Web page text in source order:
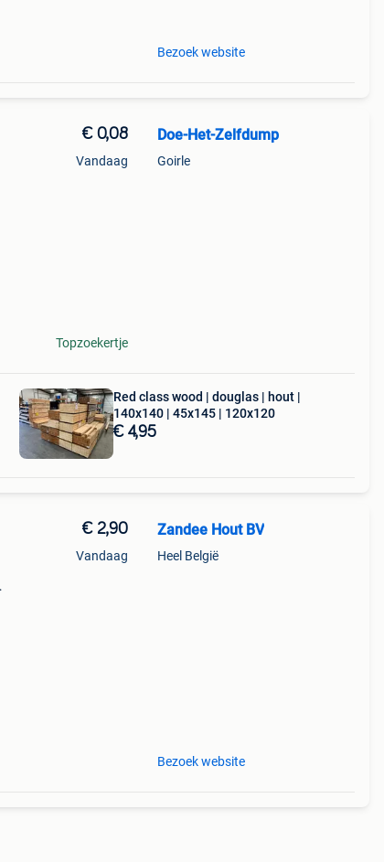
Bezoek website
€ 0,08
Vandaag
Topzoekertje
Doe-Het-Zelfdump
Goirle
Red class wood | douglas | hout |
140x140 | 45x145 | 120x120
€ 4,95
€ 2,90
Vandaag
Zandee Hout BV
Heel België
Bezoek website